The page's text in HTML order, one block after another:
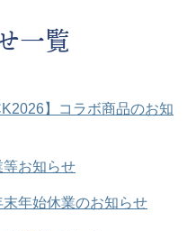
一覧
】コラボ商品のお知
等お知らせ
年始休業のお知らせ